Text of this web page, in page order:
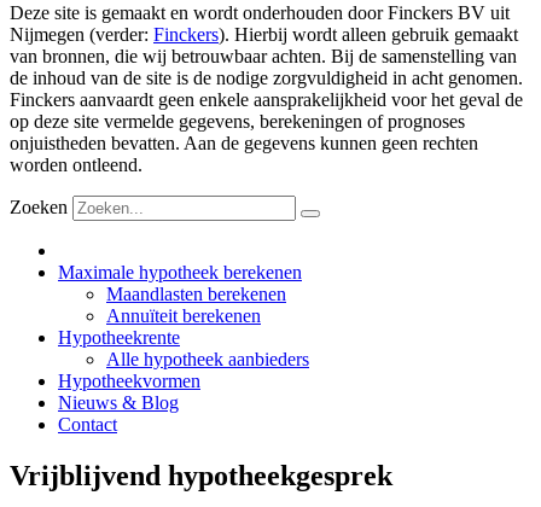
Deze site is gemaakt en wordt onderhouden door Finckers BV uit
Nijmegen (verder: Finckers). Hierbij wordt alleen gebruik gemaakt
van bronnen, die wij betrouwbaar achten. Bij de samenstelling van
de inhoud van de site is de nodige zorgvuldigheid in acht genomen.
Finckers aanvaardt geen enkele aansprakelijkheid voor het geval de
op deze site vermelde gegevens, berekeningen of prognoses
onjuistheden bevatten. Aan de gegevens kunnen geen rechten
worden ontleend.
Zoeken
Maximale hypotheek berekenen
Maandlasten berekenen
Annuïteit berekenen
Hypotheekrente
Alle hypotheek aanbieders
Hypotheekvormen
Nieuws & Blog
Contact
Vrijblijvend hypotheekgesprek